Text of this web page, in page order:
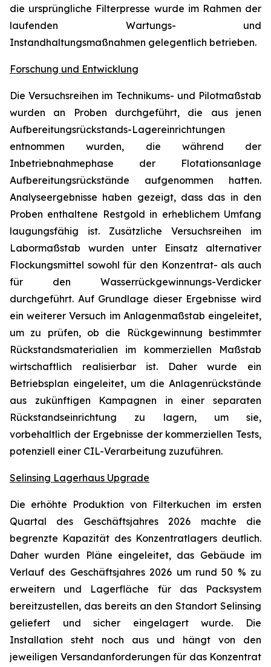
die ursprüngliche Filterpresse wurde im Rahmen der
laufenden Wartungs- und
Instandhaltungsmaßnahmen gelegentlich betrieben.
Forschung und Entwicklung
Die Versuchsreihen im Technikums- und Pilotmaßstab
wurden an Proben durchgeführt, die aus jenen
Aufbereitungsrückstands-Lagereinrichtungen
entnommen wurden, die während der
Inbetriebnahmephase der Flotationsanlage
Aufbereitungsrückstände aufgenommen hatten.
Analyseergebnisse haben gezeigt, dass das in den
Proben enthaltene Restgold in erheblichem Umfang
laugungsfähig ist. Zusätzliche Versuchsreihen im
Labormaßstab wurden unter Einsatz alternativer
Flockungsmittel sowohl für den Konzentrat- als auch
für den Wasserrückgewinnungs-Verdicker
durchgeführt. Auf Grundlage dieser Ergebnisse wird
ein weiterer Versuch im Anlagenmaßstab eingeleitet,
um zu prüfen, ob die Rückgewinnung bestimmter
Rückstandsmaterialien im kommerziellen Maßstab
wirtschaftlich realisierbar ist. Daher wurde ein
Betriebsplan eingeleitet, um die Anlagenrückstände
aus zukünftigen Kampagnen in einer separaten
Rückstandseinrichtung zu lagern, um sie,
vorbehaltlich der Ergebnisse der kommerziellen Tests,
potenziell einer CIL-Verarbeitung zuzuführen.
Selinsing Lagerhaus Upgrade
Die erhöhte Produktion von Filterkuchen im ersten
Quartal des Geschäftsjahres 2026 machte die
begrenzte Kapazität des Konzen­tratlagers deutlich.
Daher wurden Pläne eingeleitet, das Gebäude im
Verlauf des Geschäftsjahres 2026 um rund 50 % zu
erweitern und Lagerfläche für das Packsystem
bereitzustellen, das bereits an den Standort Selinsing
geliefert und sicher eingelagert wurde. Die
Installation steht noch aus und hängt von den
jeweiligen Versandanforderungen für das Konzentrat